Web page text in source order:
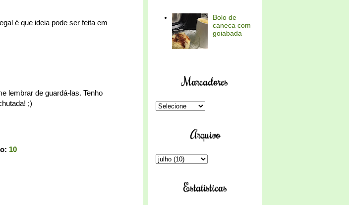
é que ideia pode ser feita em
lembrar de guardá-las. Tenho
;)
10
Bolo de
caneca com
goiabada
Marcadores
Arquivo
Estatísticas